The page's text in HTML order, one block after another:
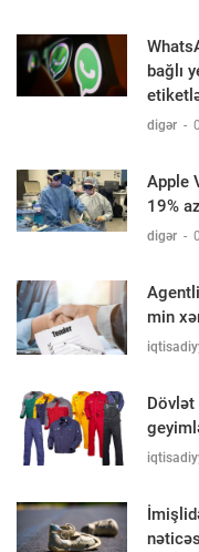
bağlı
digər -
Apple
19%
digər -
min